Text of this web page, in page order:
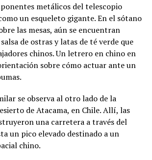
metálicos del telescopio
un esqueleto gigante. En el sótano
las mesas, aún se encuentran
de ostras y latas de té verde que
chinos. Un letrero en chino en
sobre cómo actuar ante un
se observa al otro lado de la
de Atacama, en Chile. Allí, las
una carretera a través del
un pico elevado destinado a un
chino.